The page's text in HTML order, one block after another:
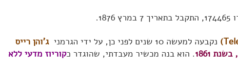
נקבעה למעשה 10 שנים לפני כן, על ידי הגרמני
ג'והן רייס
. הוא בנה מכשיר מעבדתי, שהוגדר כקוריוז מדעי ללא